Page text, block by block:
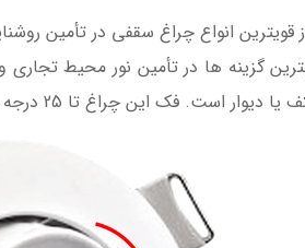
گزینه ها در تأمین نور محیط
فک این چراغ تا 25 درجه در هر جهت